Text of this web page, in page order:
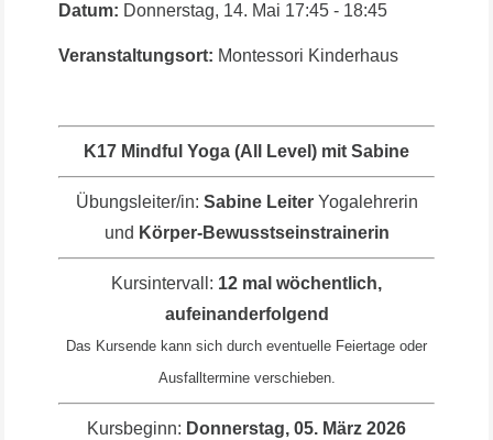
Datum: Donnerstag, 14. Mai 17:45 - 18:45
Veranstaltungsort: Montessori Kinderhaus
K17 Mindful Yoga (All Level) mit Sabine
Übungsleiter/in: Sabine Leiter Yogalehrerin
und Körper-Bewusstseinstrainerin
Kursintervall: 12 mal wöchentlich,
aufeinanderfolgend
Das Kursende kann sich durch eventuelle Feiertage oder
Ausfalltermine verschieben.
Kursbeginn: Donnerstag, 05. März 2026